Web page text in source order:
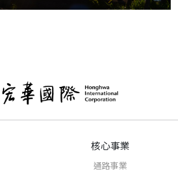
核心事業
通路事業